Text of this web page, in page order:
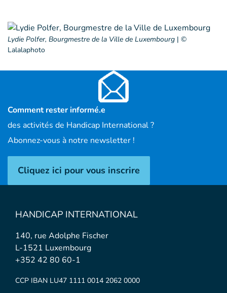
Lydie Polfer, Bourgmestre de la Ville de Luxembourg | ©
Lalalaphoto
Comment rester informé.e
des activités de Handicap International ?
Abonnez-vous à notre newsletter !
Cliquez ici pour vous inscrire
HANDICAP INTERNATIONAL
140, rue Adolphe Fischer
L-1521 Luxembourg
+352 42 80 60-1
CCP IBAN LU47 1111 0014 2062 0000